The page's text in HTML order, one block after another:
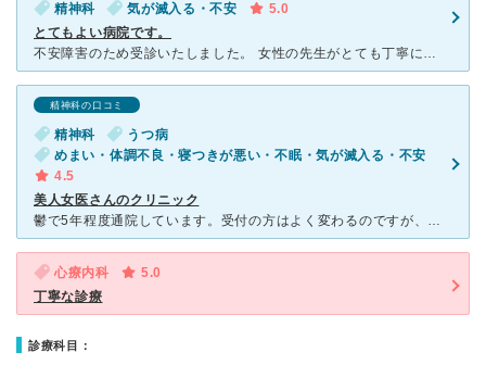
精神科 気が滅入る・不安
5.0
とてもよい病院です。
不安障害のため受診いたしました。 女性の先生がとても丁寧に話を聞いてくださり、無事に完治することが出来ました。 薬に関しても、こちらの要望をしっかりと聞いたうえで出してくださり、本当にありがたかっ
精神科の口コミ
精神科
うつ病
めまい・体調不良・寝つきが悪い・不眠・気が滅入る・不安
4.5
美人女医さんのクリニック
鬱で5年程度通院しています。受付の方はよく変わるのですが、看護婦さんもスタッフも、もちろん先生も親切で優しいクリニックです。 初診の場合には1時間以上かけて詳しく話を聞いてくれるので、自分の通院した
心療内科
5.0
丁寧な診療
診療科目：